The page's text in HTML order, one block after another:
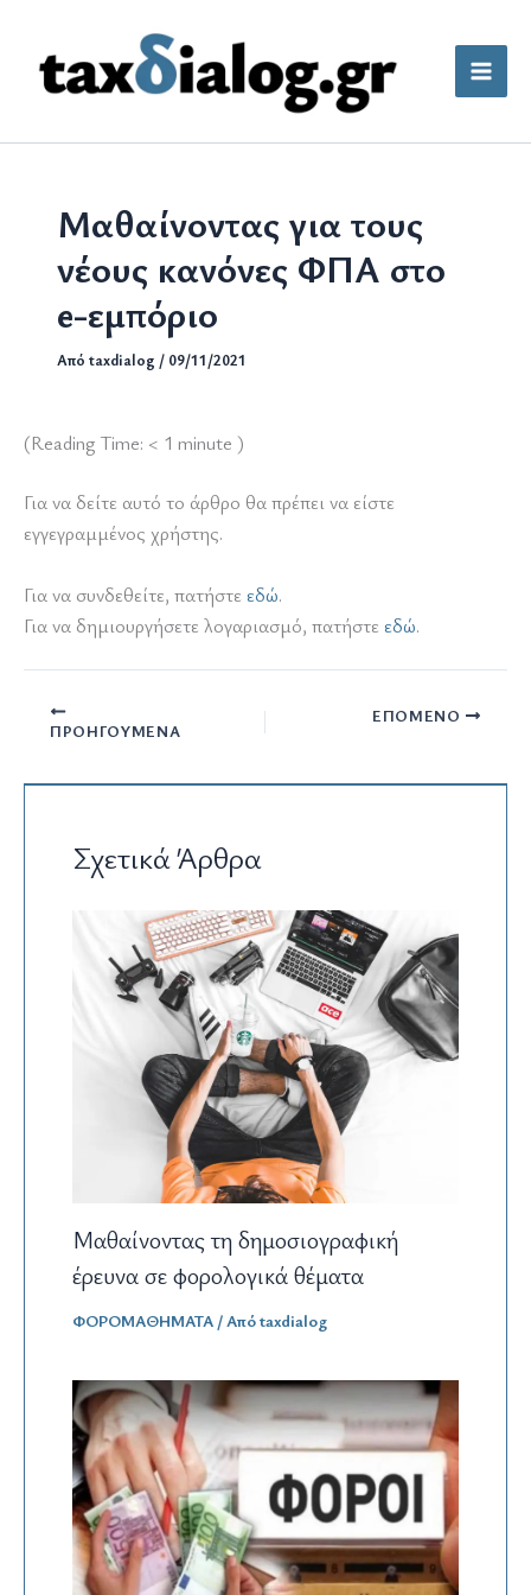
περιεχόμενο
Μαθαίνοντας για τους
νέους κανόνες ΦΠΑ στο
e-εμπόριο
Από taxdialog / 09/11/2021
(Reading Time: < 1 minute )
Για να δείτε αυτό το άρθρο θα πρέπει να είστε
εγγεγραμμένος χρήστης.
Για να συνδεθείτε, πατήστε εδώ.
Για να δημιουργήσετε λογαριασμό, πατήστε εδώ.
ΠΡΟΗΓΟΎΜΕΝΑ
ΕΠΌΜΕΝΟ
Σχετικά Άρθρα
Μαθαίνοντας τη δημοσιογραφική
έρευνα σε φορολογικά θέματα
ΦΟΡΟΜΑΘΗΜΑΤΑ / Απόtaxdialog